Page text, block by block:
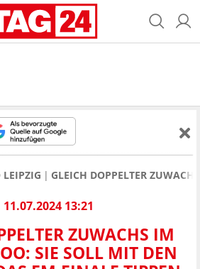
LEIPZIG GLEICH DOPPELTER
11.07.2024 13:21
ZUWACHS IM
SIE SOLL MIT DEN